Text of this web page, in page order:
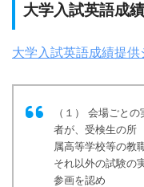
大学入試英語成
大学入試英語成績提
（１） 会場ごと
者が、受検生の所
属高等学校等の教
それ以外の試験の
参画を認め